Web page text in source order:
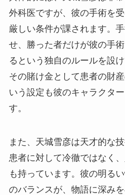
外科医ですが、彼の手術を
厳しい条件が課されます。
せ、勝った者だけが彼の手
るという独自のルールを設
その賭け金として患者の財
いう設定も彼のキャラクタ
す。
また、天城雪彦は天才的な
患者に対して冷徹ではなく
も持っています。彼の明る
のバランスが、物語に深みを